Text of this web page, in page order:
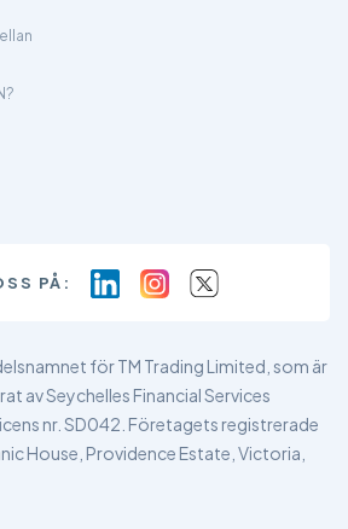
PÅ:
för TM Trading Limited, som är
av Seychelles Financial Services
nr. SD042. Företagets registrerade
House, Providence Estate, Victoria,